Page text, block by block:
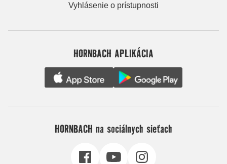
Vyhlásenie o prístupnosti
HORNBACH APLIKÁCIA
HORNBACH na sociálnych sieťach